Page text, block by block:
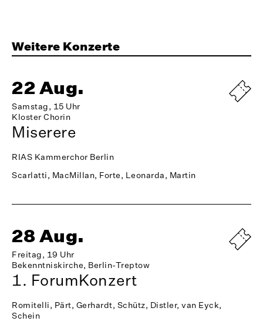
Weitere Konzerte
22 Aug.
Samstag, 15 Uhr
Kloster Chorin
Miserere
RIAS Kammerchor Berlin
Scarlatti, MacMillan, Forte, Leonarda, Martin
28 Aug.
Freitag, 19 Uhr
Bekenntniskirche, Berlin-Treptow
1. ForumKonzert
Romitelli, Pärt, Gerhardt, Schütz, Distler, van Eyck,
Schein